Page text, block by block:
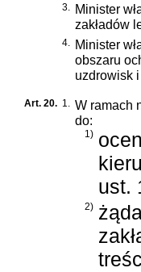
3. Minister
zakładów
4. Minister
obszaru
uzdrowisk
Art. 20. 1. W ramach
do:
1)
ust.
2)